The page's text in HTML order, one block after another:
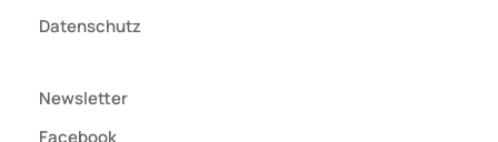
Datenschutz
Newsletter
Facebook